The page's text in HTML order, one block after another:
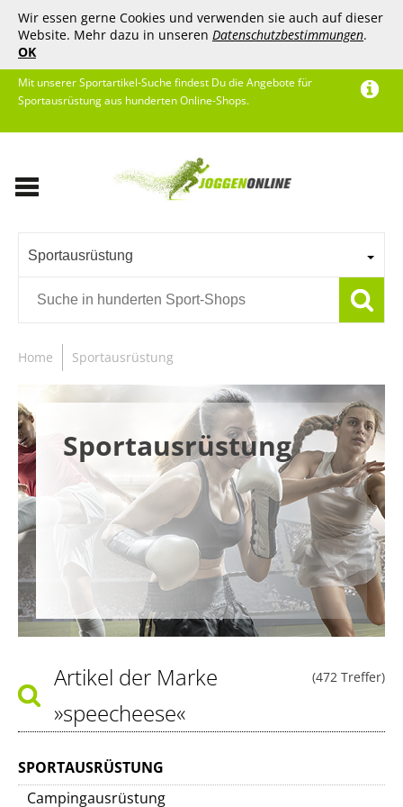
Wir essen gerne Cookies und verwenden sie auch auf dieser
Website. Mehr dazu in unseren Datenschutzbestimmungen.
OK
Mit unserer Sportartikel-Suche findest Du die Angebote für
Sportausrüstung aus hunderten Online-Shops.
Sportausrüstung
Home Sportausrüstung
Sportausrüstung
(472 Treffer)
Artikel der Marke
»speecheese«
SPORTAUSRÜSTUNG
Campingausrüstung